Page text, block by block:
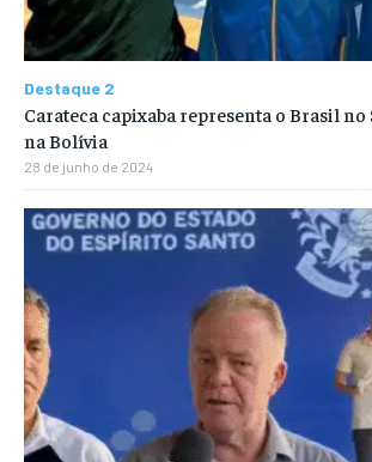
Destaque 2
Carateca capixaba representa o Brasil
na Bolívia
28 de junho de 2024